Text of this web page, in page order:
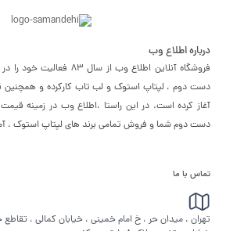
درباره اطلاع وب
فروشگاه آنلاین اطلاع وب از
دست دوم ، لپتاپ استوک و لب تاب کارکرده و همچنین
آغاز کرده است. در این راستا ،‌اطلاع وب در زمینه
دست دوم شما و فروش تمامی برند های لپتاپ استوک ،
تماس با ما
تهران ، میدان حر ، خ امام خمینی ، خیابان کمالی ،